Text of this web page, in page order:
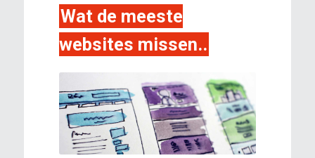
Wat de meeste
websites missen..